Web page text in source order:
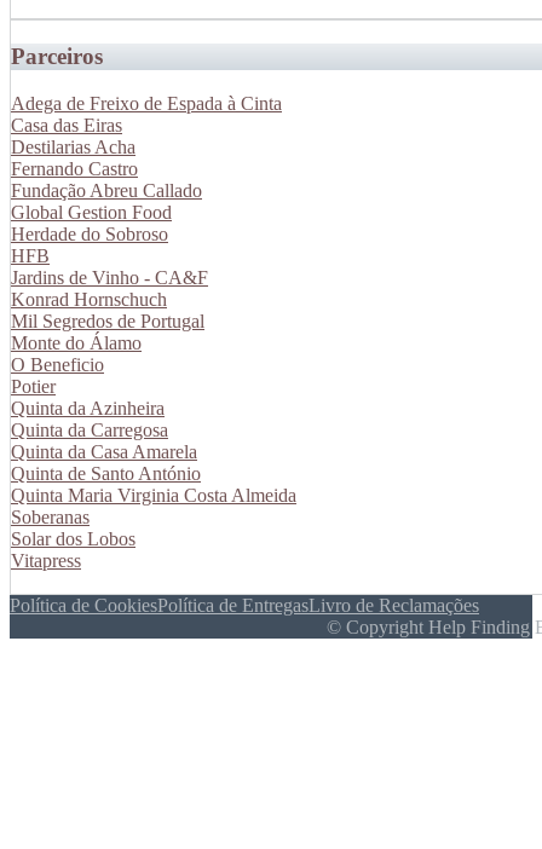
Parceiros
Adega de Freixo de Espada à Cinta
Casa das Eiras
Destilarias Acha
Fernando Castro
Fundação Abreu Callado
Global Gestion Food
Herdade do Sobroso
HFB
Jardins de Vinho - CA&F
Konrad Hornschuch
Mil Segredos de Portugal
Monte do Álamo
O Beneficio
Potier
Quinta da Azinheira
Quinta da Carregosa
Quinta da Casa Amarela
Quinta de Santo António
Quinta Maria Virginia Costa Almeida
Soberanas
Solar dos Lobos
Vitapress
Política de CookiesPolítica de EntregasLivro de Reclamações
© Copyright Help Finding